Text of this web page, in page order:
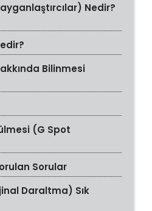
Nedir?
Bilinmesi
(G Spot
Sorular
Daraltma) Sık